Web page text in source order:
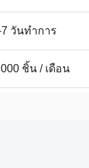
7 วันทําการ
ชิ้น / เดือน